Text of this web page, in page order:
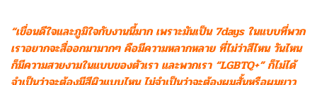
“เขื่อนดีใจและภูมิใจกับงานนี้มาก เพราะมันเป็น 7days ในแบบที่พวก
เราอยากจะสื่ออกมามากๆ คือมีความหลากหลาย ที่ไม่ว่าสีไหน วันไหน
ก็มีความสวยงามในแบบของตัวเรา และพวกเรา “LGBTQ+” ก็ไม่ได้